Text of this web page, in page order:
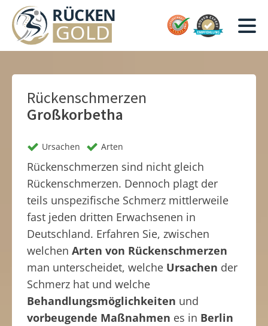
Rückenschmerzen
Großkorbetha
Ursachen Arten
Rückenschmerzen sind nicht gleich
Rückenschmerzen. Dennoch plagt der
teils unspezifische Schmerz mittlerweile
fast jeden dritten Erwachsenen in
Deutschland. Erfahren Sie, zwischen
welchen Arten von Rückenschmerzen
man unterscheidet, welche Ursachen der
Schmerz hat und welche
Behandlungsmöglichkeiten und
vorbeugende Maßnahmen es in Berlin